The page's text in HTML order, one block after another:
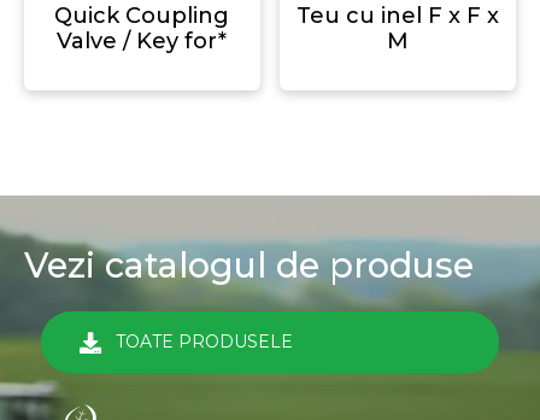
Quick Coupling
Valve / Key for*
Teu cu inel F x F x
M
Vezi catalogul de produse
TOATE PRODUSELE